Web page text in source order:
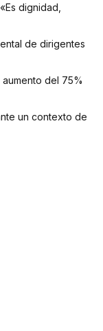
dignidad,
de dirigentes
aumento del 75%
un contexto de